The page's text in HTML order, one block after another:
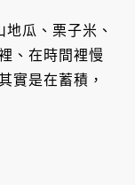
瓜、栗子米、
、在時間裡慢
實是在蓄積，